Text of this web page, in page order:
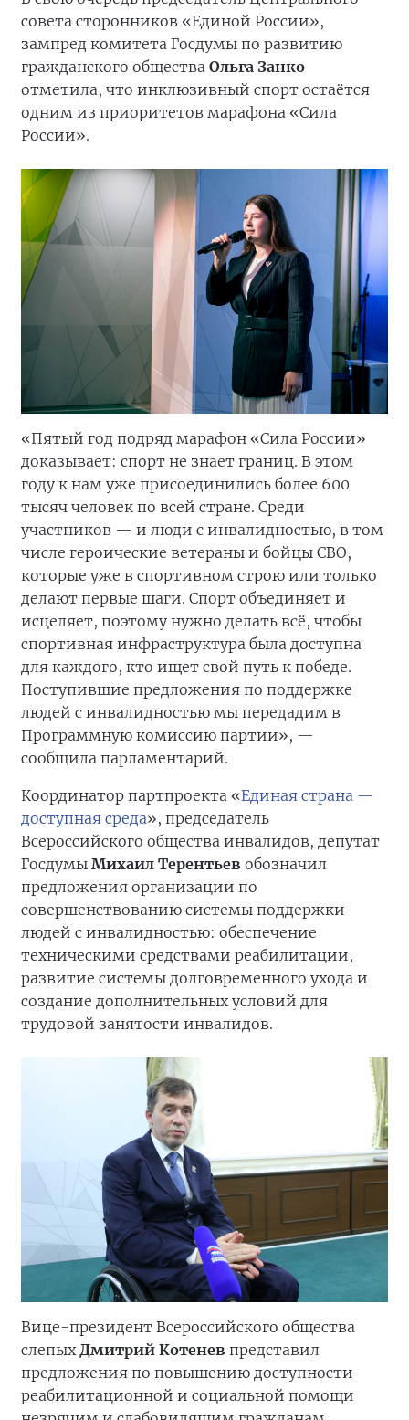
совета сторонников «Единой России»,
зампред комитета Госдумы по развитию
гражданского общества Ольга Занко
отметила, что инклюзивный спорт остаётся
одним из приоритетов марафона «Сила
России».
«Пятый год подряд марафон «Сила России»
доказывает: спорт не знает границ. В этом
году к нам уже присоединились более 600
тысяч человек по всей стране. Среди
участников — и люди с инвалидностью, в том
числе героические ветераны и бойцы СВО,
которые уже в спортивном строю или только
делают первые шаги. Спорт объединяет и
исцеляет, поэтому нужно делать всё, чтобы
спортивная инфраструктура была доступна
для каждого, кто ищет свой путь к победе.
Поступившие предложения по поддержке
людей с инвалидностью мы передадим в
Программную комиссию партии», —
сообщила парламентарий.
Координатор партпроекта «Единая страна —
доступная среда», председатель
Всероссийского общества инвалидов, депутат
Госдумы Михаил Терентьев обозначил
предложения организации по
совершенствованию системы поддержки
людей с инвалидностью: обеспечение
техническими средствами реабилитации,
развитие системы долговременного ухода и
создание дополнительных условий для
трудовой занятости инвалидов.
Вице-президент Всероссийского общества
слепыхДмитрий Котенев представил
предложения по повышению доступности
реабилитационной и социальной помощи